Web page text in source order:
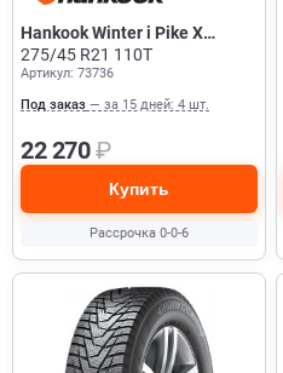
Hankook Winter i Pike X
W429A
275/45 R21 110T
Артикул: 73736
Под заказ — за 15 дней: 4 шт.
22 270₽
Купить
Рассрочка 0-0-6